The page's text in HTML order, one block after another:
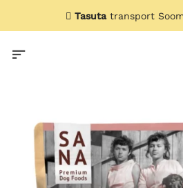
Tasutatransport